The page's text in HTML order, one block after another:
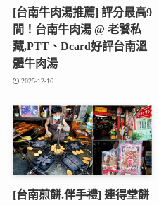
[台南牛肉湯推薦] 評分最高9
間！台南牛肉湯 @ 老饕私
藏,PTT、Dcard好評台南溫
體牛肉湯
2025-12-16
[台南煎餅.伴手禮] 連得堂餅